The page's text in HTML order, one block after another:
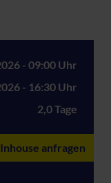
- 09:00 Uhr
- 16:30 Uhr
2,0 Tage
Inhouse anfragen